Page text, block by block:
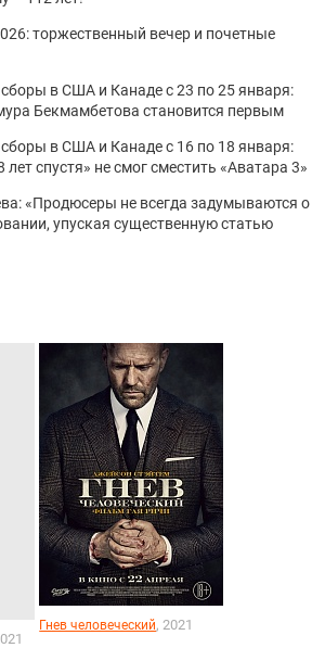
Гнев человеческий, 2021
торжественный вечер и почетные
в США и Канаде с 23 по 25 января:
Бекмамбетова становится первым
в США и Канаде с 16 по 18 января:
лет спустя» не смог сместить «Аватара 3»
«Продюсеры не всегда задумываются о
упуская существенную статью